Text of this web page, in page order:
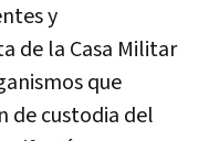
y
de la Casa Militar
que
de custodia del